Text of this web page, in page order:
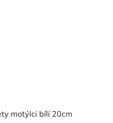
motýlci bílí 20cm